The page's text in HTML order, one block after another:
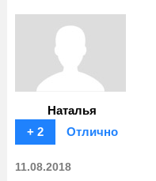
Наталья
+ 2
Отлично
11.08.2018